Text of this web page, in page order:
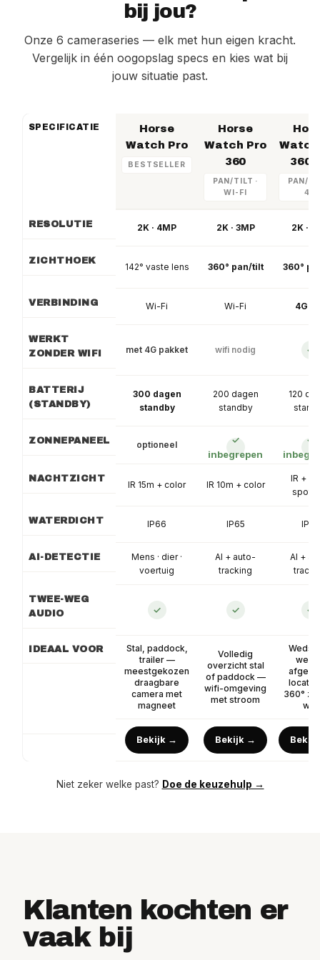
omzetten naar een abonnement, zonder dat
bij jou?
Onze 6 cameraseries — elk met hun eigen kracht.
Vergelijk in één oogopslag specs en kies wat bij
jouw situatie past.
SPECIFICATIE
Horse
Watch Pro
BESTSELLER
Horse
Watch Pro
360
PAN/TILT ·
WI-FI
Watch
360
PAN/
4G
RESOLUTIE 2K · 4MP 2K · 3MP 2K ·
ZICHTHOEK
142° vaste lens 360° pan/tilt 360°
VERBINDING Wi-Fi Wi-Fi 4G
WERKT
ZONDER WIFI
met 4G pakket wifi nodig ✓
BATTERIJ
(STANDBY)
300 dagen
standby
200 dagen
standby
120
ZONNEPANEEL optioneel
✓
inbegrepen
✓
NACHTZICHT
IR 15m + color IR 10m + color
IR +
WATERDICHT IP66 IP65 IP65
AI-DETECTIE
Mens · dier ·
voertuig
AI + auto-
tracking
AI +
TWEE-WEG
AUDIO
✓ ✓ ✓
IDEAAL VOOR
Stal, paddock,
trailer —
meestgekozen
draagbare
camera met
magneet
Volledig
overzicht stal
of paddock —
wifi-omgeving
met stroom
360°
wifi
Bekijk → Bekijk →
Niet zeker welke past? Doe de keuzehulp →
Klanten kochten er
vaak bij